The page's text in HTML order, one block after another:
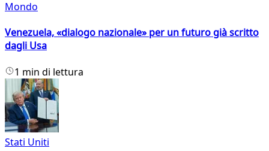
Mondo
Venezuela, «dialogo nazionale» per un futuro già scritto
dagli Usa
1 min di lettura
Stati Uniti